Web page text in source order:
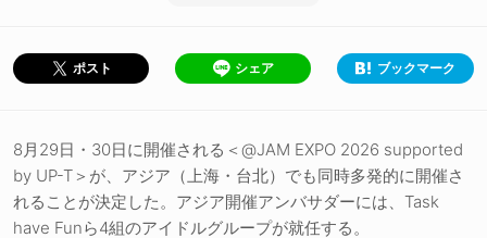
ポスト シェア ブックマーク
8月29日・30日に開催される＜@JAM EXPO 2026 supported
by UP-T＞が、アジア（上海・台北）でも同時多発的に開催さ
れることが決定した。アジア開催アンバサダーには、Task
have Funら4組のアイドルグループが就任する。